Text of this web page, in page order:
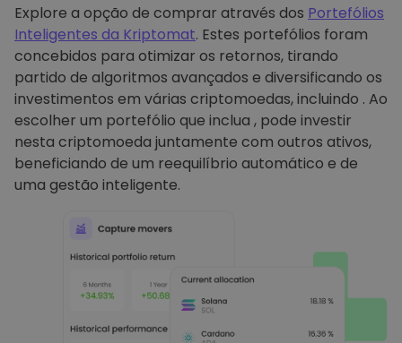
Explore a opção de comprar através dos Portefólios
Inteligentes da Kriptomat. Estes portefólios foram
concebidos para otimizar os retornos, tirando
partido de algoritmos avançados e diversificando os
investimentos em várias criptomoedas, incluindo . Ao
escolher um portefólio que inclua , pode investir
nesta criptomoeda juntamente com outros ativos,
beneficiando de um reequilíbrio automático e de
uma gestão inteligente.